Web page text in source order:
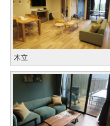
木立